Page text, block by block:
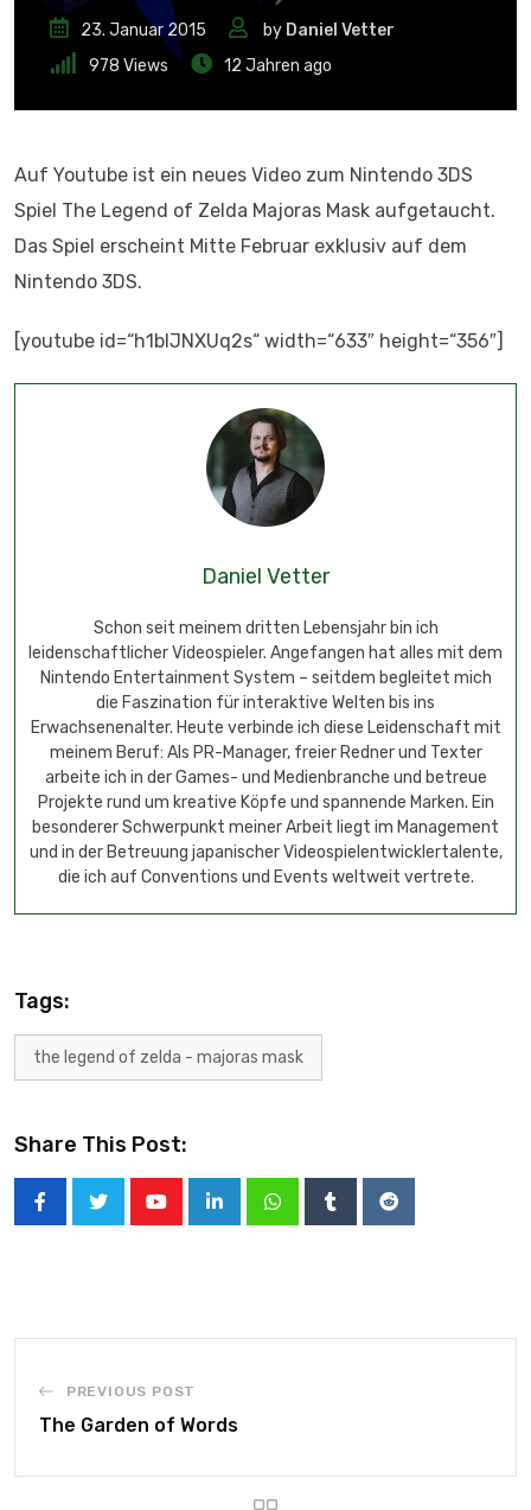
23. Januar 2015 by Daniel Vetter
978 Views 12 Jahren ago
Auf Youtube ist ein neues Video zum Nintendo 3DS
Spiel The Legend of Zelda Majoras Mask aufgetaucht.
Das Spiel erscheint Mitte Februar exklusiv auf dem
Nintendo 3DS.
[youtube id=“h1bIJNXUq2s“ width=“633″ height=“356″]
Daniel Vetter
Schon seit meinem dritten Lebensjahr bin ich
leidenschaftlicher Videospieler. Angefangen hat alles mit dem
Nintendo Entertainment System – seitdem begleitet mich
die Faszination für interaktive Welten bis ins
Erwachsenenalter. Heute verbinde ich diese Leidenschaft mit
meinem Beruf: Als PR-Manager, freier Redner und Texter
arbeite ich in der Games- und Medienbranche und betreue
Projekte rund um kreative Köpfe und spannende Marken. Ein
besonderer Schwerpunkt meiner Arbeit liegt im Management
und in der Betreuung japanischer Videospielentwicklertalente,
die ich auf Conventions und Events weltweit vertrete.
Tags:
the legend of zelda - majoras mask
Share This Post:
PREVIOUS POST
The Garden of Words